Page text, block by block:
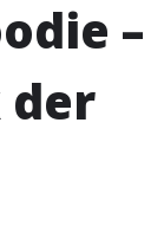
–
der